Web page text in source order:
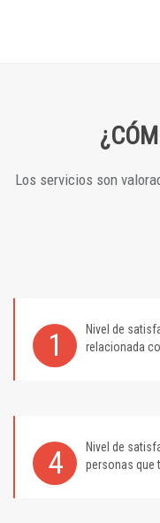
Los servicios son
1 Nivel de
relacionada
4 Nivel de
personas que